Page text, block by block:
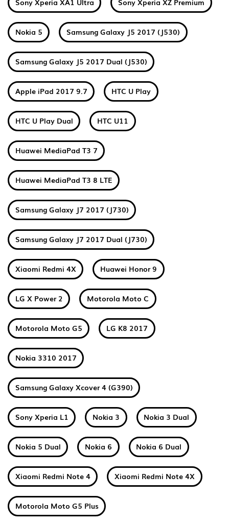
Sony Xperia XA1 Ultra Sony Xperia XZ Premium
Nokia 5 Samsung Galaxy J5 2017 (J530)
Samsung Galaxy J5 2017 Dual (J530)
Apple iPad 2017 9.7 HTC U Play
HTC U Play Dual HTC U11
Huawei MediaPad T3 7
Huawei MediaPad T3 8 LTE
Samsung Galaxy J7 2017 (J730)
Samsung Galaxy J7 2017 Dual (J730)
Xiaomi Redmi 4X Huawei Honor 9
LG X Power 2 Motorola Moto C
Motorola Moto G5 LG K8 2017
Nokia 3310 2017
Samsung Galaxy Xcover 4 (G390)
Sony Xperia L1 Nokia 3 Nokia 3 Dual
Nokia 5 Dual Nokia 6 Nokia 6 Dual
Xiaomi Redmi Note 4 Xiaomi Redmi Note 4X
Motorola Moto G5 Plus